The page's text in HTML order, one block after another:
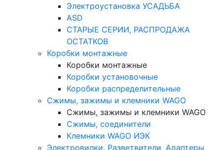
Электроустановка УСАДЬБА
ASD
СТАРЫЕ СЕРИИ, РАСПРОДАЖА
ОСТАТКОВ
Коробки монтажные
Коробки монтажные
Коробки установочные
Коробки распределительные
Сжимы, зажимы и клемники WAGO
Сжимы, зажимы и клемники WAGO
Сжимы, соединители
Клемники WAGO ИЭК
Электровилки, Разветвители, Адаптеры